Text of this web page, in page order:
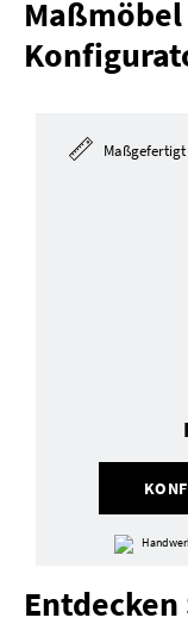
Maßgefertigt